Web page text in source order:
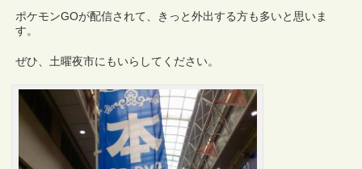
ポケモンGOが配信されて、きっと外出する方も多いと思いま
す。
ぜひ、土曜夜市にもいらしてください。